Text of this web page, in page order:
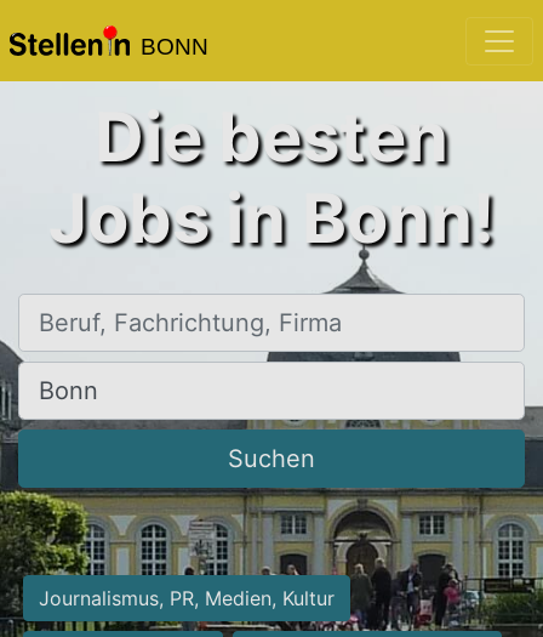
BONN
Die besten
Jobs in Bonn!
Beruf, Fachrichtung, Firma
Ort, Stadt
Suchen
Journalismus, PR, Medien, Kultur